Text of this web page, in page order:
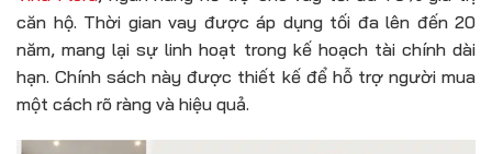
căn hộ. Thời gian vay được áp dụng tối đa lên đến 20
năm, mang lại sự linh hoạt trong kế hoạch tài chính dài
hạn. Chính sách này được thiết kế để hỗ trợ người mua
một cách rõ ràng và hiệu quả.